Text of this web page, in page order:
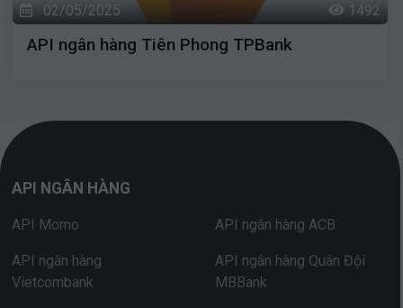
02/05/2025 1492
API ngân hàng Tiên Phong TPBank
API NGÂN HÀNG
API Momo API ngân hàng ACB
API ngân hàng
Vietcombank
API ngân hàng Quân Đội
MBBank